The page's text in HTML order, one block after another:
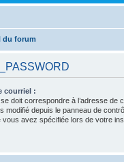
du forum
courriel :
doit correspondre à l’adresse de
modifié depuis le panneau de
vous avez spécifiée lors de votre